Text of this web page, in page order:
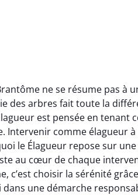
ne se résume pas à
des arbres fait toute la
est pensée en tenant
comme élagueur
le Élagueur repose sur
au cœur de chaque
c’est choisir la sérénité
dans une démarche